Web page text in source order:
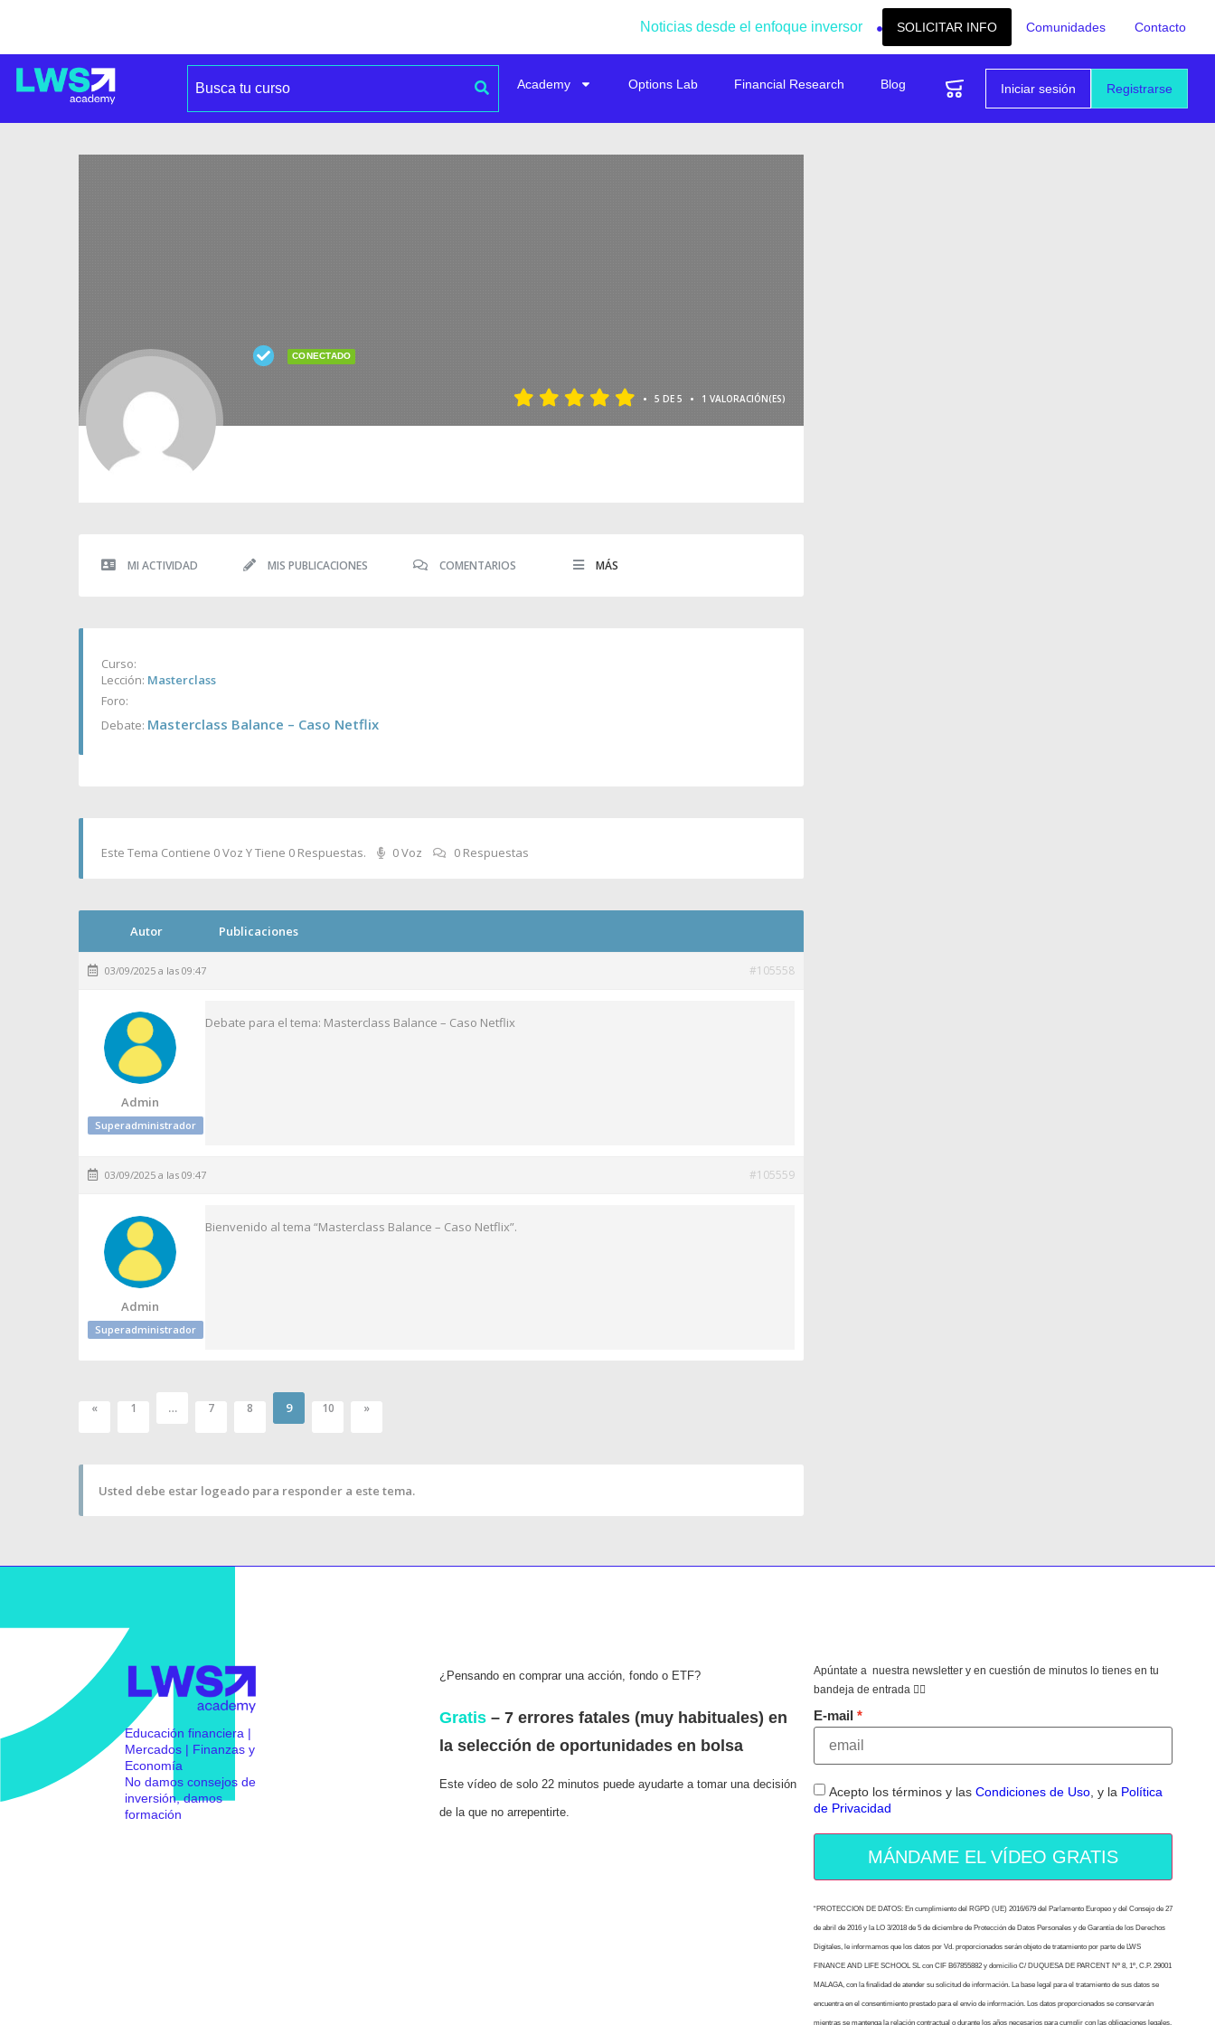
Noticias desde el enfoque inversor SOLICITAR INFO Comunidades Contacto
Registrarse
Iniciar sesión
Academy Options Lab Financial Research Blog
CONECTADO
• 5 DE 5 • 1 VALORACIÓN(ES)
MI ACTIVIDAD MIS PUBLICACIONES COMENTARIOS MÁS
Curso:
Lección: Masterclass
Foro:
Debate: Masterclass Balance – Caso Netflix
Este Tema Contiene 0 Voz Y Tiene 0 Respuestas. 0 Voz 0 Respuestas
Autor Publicaciones
03/09/2025 a las 09:47 #105558
Admin
Superadministrador
Debate para el tema: Masterclass Balance – Caso Netflix
03/09/2025 a las 09:47 #105559
Admin
Superadministrador
Bienvenido al tema “Masterclass Balance – Caso Netflix”.
« 1 … 7 8 9 10 »
Usted debe estar logeado para responder a este tema.
Educación financiera |
Mercados | Finanzas y
Economía
No damos consejos de
inversión, damos
formación
¿Pensando en comprar una acción, fondo o ETF?
Gratis– 7 errores fatales (muy habituales) en
la selección de oportunidades en bolsa
Este vídeo de solo 22 minutos puede ayudarte a tomar una decisión
de la que no arrepentirte.
Apúntate a nuestra newsletter y en cuestión de minutos lo tienes en tu
bandeja de entrada 👇🏻
E-mail
Acepto los términos y las Condiciones de Uso, y la Política
de Privacidad
MÁNDAME EL VÍDEO GRATIS
“PROTECCION DE DATOS: En cumplimiento del RGPD (UE) 2016/679 del Parlamento Europeo y del Consejo de 27
de abril de 2016 y la LO 3/2018 de 5 de diciembre de Protección de Datos Personales y de Garantía de los Derechos
Digitales, le informamos que los datos por Vd. proporcionados serán objeto de tratamiento por parte de LWS
FINANCE AND LIFE SCHOOL SL con CIF B67855882 y domicilio C/ DUQUESA DE PARCENT Nº 8, 1º, C.P. 29001
MALAGA, con la finalidad de atender su solicitud de información. La base legal para el tratamiento de sus datos se
encuentra en el consentimiento prestado para el envío de información. Los datos proporcionados se conservarán
mientras se mantenga la relación contractual o durante los años necesarios para cumplir con las obligaciones legales.